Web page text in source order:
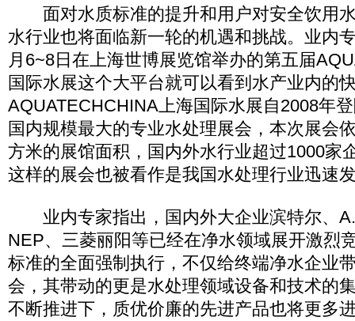
面对水质标准的提升和用户对安全饮用
水行业也将面临新一轮的机遇和挑战。业内
月6~8日在上海世博展览馆举办的第五届
国际水展这个大平台就可以看到水产业内的
AQUATECHCHINA上海国际水展自2008年
国内规模最大的专业水处理展会，本次展会
方米的展馆面积，国内外水行业超过1000家
这样的展会也被看作是我国水处理行业迅速
业内专家指出，国内外大企业滨特尔、
NEP、三菱丽阳等已经在净水领域展开激烈
标准的全面强制执行，不仅给终端净水企业
会，其带动的更是水处理领域设备和技术的
不断推进下，质优价廉的先进产品也将更多